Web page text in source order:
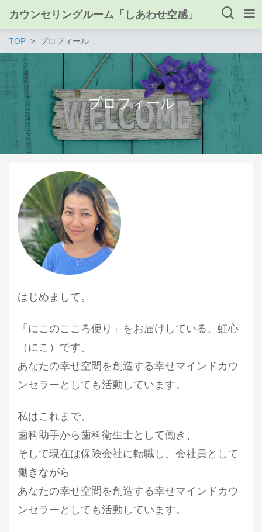
カウンセリングルーム「しあわせ空感」
TOP プロフィール
プロフィール
はじめまして。
「にこのこころ便り」をお届けしている、虹心
（にこ）です。
あなたの幸せ空間を創造する幸せマインドカウ
ンセラー としても活動しています。
私はこれまで、
歯科助手から歯科衛生士として働き、
そして現在は保険会社に転職し、会社員として
働きながら
あなたの幸せ空間を創造する幸せマインドカウ
ンセラー としても活動しています。